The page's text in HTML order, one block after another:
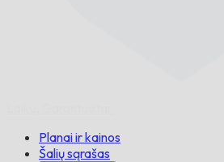
Planai ir kainos
Šalių sąrašas